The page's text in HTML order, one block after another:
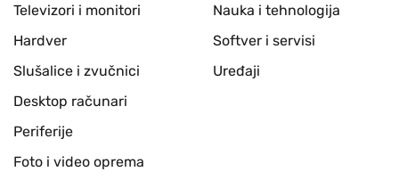
Televizori i monitori
Hardver
Slušalice i zvučnici
Desktop računari
Periferije
Foto i video oprema
Nauka i tehnologija
Softver i servisi
Uređaji